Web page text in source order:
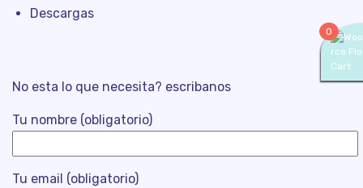
Descargas
No esta lo que necesita? escribanos
Tu nombre (obligatorio)
Tu email (obligatorio)
0